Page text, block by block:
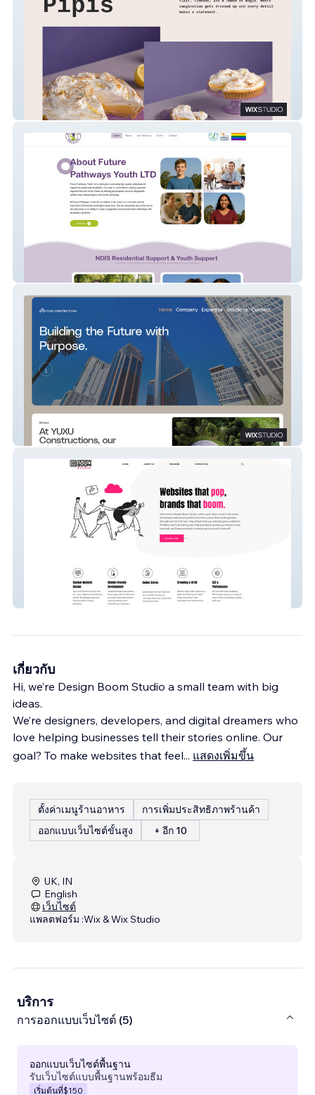
Pipis
Future Pathways Youth
Yuxu Constructions
Design Boom Studio
เกี่ยวกับ
Hi, we’re Design Boom Studio a small team with big
ideas.
We’re designers, developers, and digital dreamers who
love helping businesses tell their stories online. Our
goal? To make websites that feel... แสดงเพิ่มขึ้น
ตั้งค่าเมนูร้านอาหาร
การเพิ่มประสิทธิภาพร้านค้า
ออกแบบเว็บไซต์ขั้นสูง
+ อีก 10
UK, IN
English
เว็บไซต์
แพลตฟอร์ม :Wix & Wix Studio
บริการ
การออกแบบเว็บไซต์ (5)
ออกแบบเว็บไซต์พื้นฐาน
รับเว็บไซต์แบบพื้นฐานพร้อมธีม
เริ่มต้นที่$150